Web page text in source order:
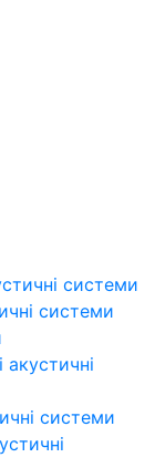
системи
системи
системи